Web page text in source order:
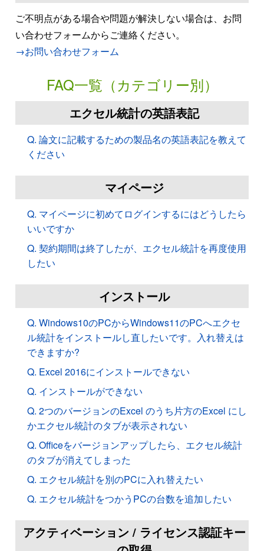
ご不明点がある場合や問題が解決しない場合は、お問
い合わせフォームからご連絡ください。
→お問い合わせフォーム
FAQ一覧（カテゴリー別）
エクセル統計の英語表記
Q. 論文に記載するための製品名の英語表記を教えて
ください
マイページ
Q. マイページに初めてログインするにはどうしたら
いいですか
Q. 契約期間は終了したが、エクセル統計を再度使用
したい
インストール
Q. Windows10のPCからWindows11のPCへエクセ
ル統計をインストールし直したいです。入れ替えは
できますか?
Q. Excel 2016にインストールできない
Q. インストールができない
Q. 2つのバージョンのExcel のうち片方のExcel にし
かエクセル統計のタブが表示されない
Q. Officeをバージョンアップしたら、エクセル統計
のタブが消えてしまった
Q. エクセル統計を別のPCに入れ替えたい
Q. エクセル統計をつかうPCの台数を追加したい
アクティベーション / ライセンス認証キー